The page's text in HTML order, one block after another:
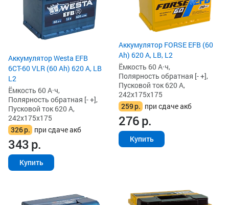
Аккумулятор Westa EFB
6СТ-60 VLR (60 Ah) 620 А, LB
L2
Ёмкость 60 А·ч,
Полярность обратная [- +],
Пусковой ток 620 А,
242x175x175
326р. при сдаче акб
343р.
Купить
Аккумулятор FORSE EFB (60
Ah) 620 А, LB, L2
Ёмкость 60 А·ч,
Полярность обратная [- +],
Пусковой ток 620 А,
242x175x175
259р. при сдаче акб
276р.
Купить